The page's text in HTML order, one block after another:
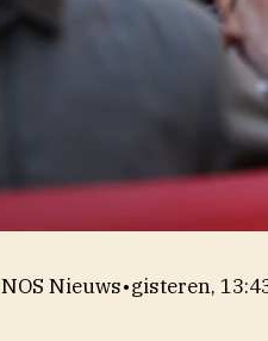
NOS Nieuws•gisteren,